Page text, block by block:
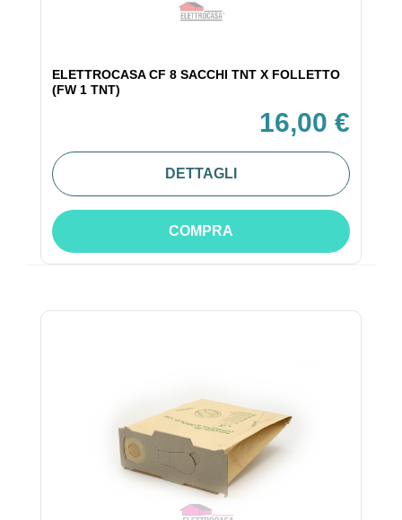
ELETTROCASA CF 8 SACCHI TNT X FOLLETTO
(FW 1 TNT)
16,00 €
DETTAGLI
COMPRA